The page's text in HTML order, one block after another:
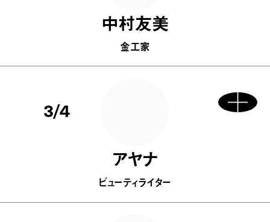
中村友美
金工家
3/4
アヤナ
ビューティライター